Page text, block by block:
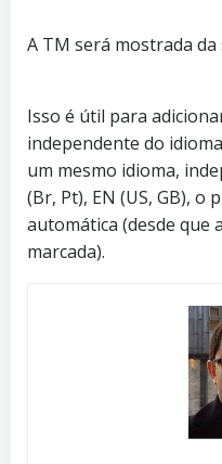
A TM será mostrada
Isso é útil para
independente do
um mesmo idioma,
(Br, Pt), EN (US, GB),
automática (desde que
marcada).